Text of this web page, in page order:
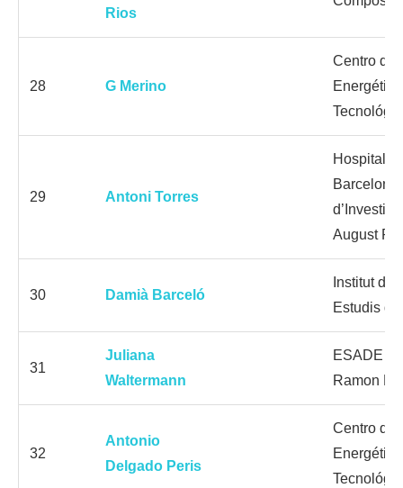
Rios
28 G Merino
Centro de
29 Antoni Torres
Hospital
August Pi
30 Damià Barceló
Institut de
Estudis
31
Juliana
Waltermann
ESADE
Ramon
32
Antonio
Delgado Peris
Centro de